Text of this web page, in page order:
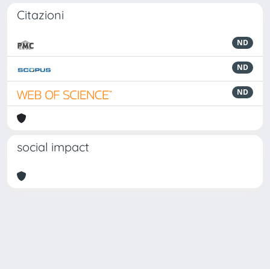
Citazioni
ND
ND
ND
social impact